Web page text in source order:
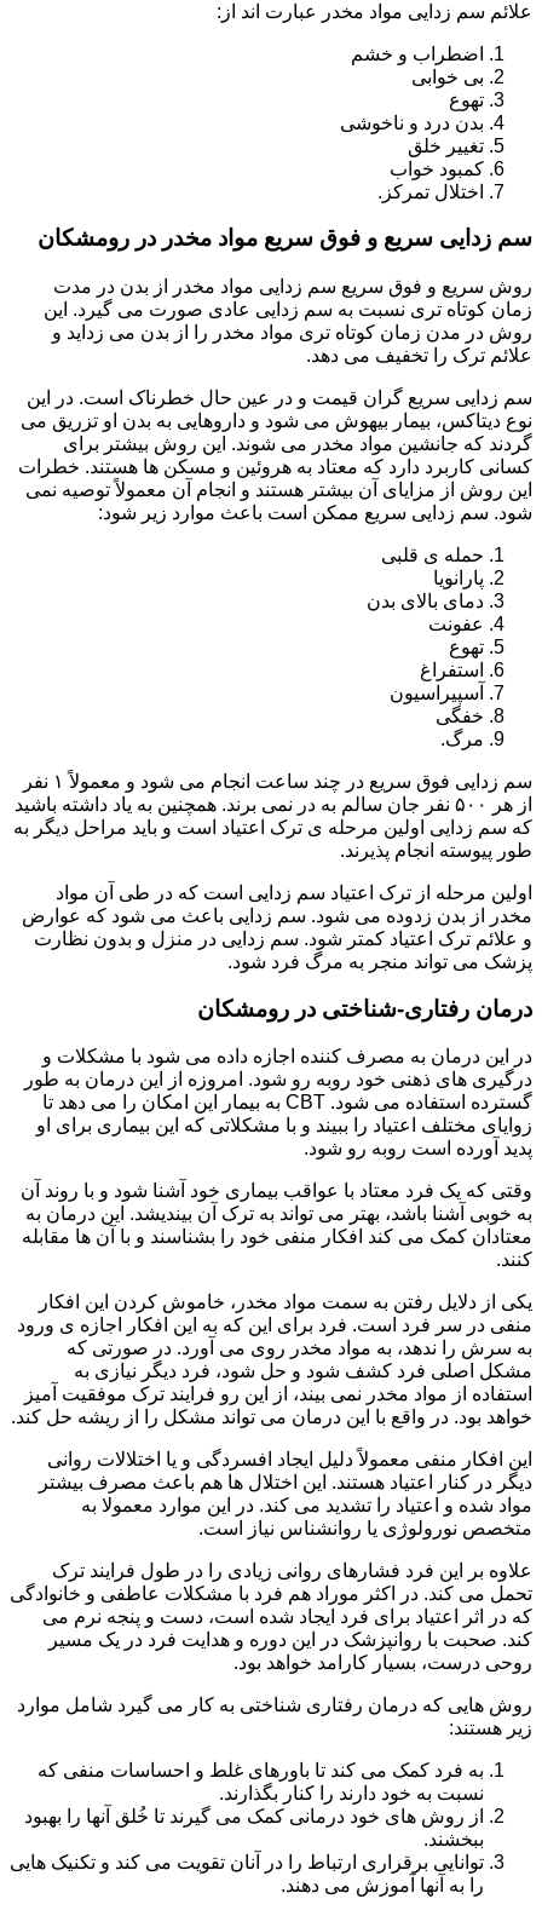
علائم سم زدایی مواد مخدر عبارت اند از:
اضطراب و خشم
بی خوابی
تهوع
بدن درد و ناخوشی
تغییر خلق
کمبود خواب
اختلال تمرکز.
سم زدایی سریع و فوق سریع مواد مخدر در رومشکان
روش سریع و فوق سریع سم زدایی مواد مخدر از بدن در مدت
زمان کوتاه تری نسبت به سم زدایی عادی صورت می گیرد. این
روش در مدن زمان کوتاه تری مواد مخدر را از بدن می زداید و
علائم ترک را تخفیف می دهد.
سم زدایی سریع گران قیمت و در عین حال خطرناک است. در این
نوع دیتاکس، بیمار بیهوش می شود و داروهایی به بدن او تزریق می
گردند که جانشین مواد مخدر می شوند. این روش بیشتر برای
کسانی کاربرد دارد که معتاد به هروئین و مسکن ها هستند. خطرات
این روش از مزایای آن بیشتر هستند و انجام آن معمولاً توصیه نمی
شود. سم زدایی سریع ممکن است باعث موارد زیر شود:
حمله ی قلبی
پارانویا
دمای بالای بدن
عفونت
تهوع
استفراغ
آسپیراسیون
خفگی
مرگ.
سم زدایی فوق سریع در چند ساعت انجام می شود و معمولاً ۱ نفر
از هر ۵۰۰ نفر جان سالم به در نمی برند. همچنین به یاد داشته باشید
که سم زدایی اولین مرحله ی ترک اعتیاد است و باید مراحل دیگر به
طور پیوسته انجام پذیرند.
اولین مرحله از ترک اعتیاد سم زدایی است که در طی آن مواد
مخدر از بدن زدوده می شود. سم زدایی باعث می شود که عوارض
و علائم ترک اعتیاد کمتر شود. سم زدایی در منزل و بدون نظارت
پزشک می تواند منجر به مرگ فرد شود.
درمان رفتاری-شناختی در رومشکان
در این درمان به مصرف کننده اجازه داده می شود با مشکلات و
درگیری های ذهنی خود روبه رو شود. امروزه از این درمان به طور
گسترده استفاده می شود. CBT به بیمار این امکان را می دهد تا
زوایای مختلف اعتیاد را ببیند و با مشکلاتی که این بیماری برای او
پدید آورده است روبه رو شود.
وقتی که یک فرد معتاد با عواقب بیماری خود آشنا شود و با روند آن
به خوبی آشنا باشد، بهتر می تواند به ترک آن بیندیشد. این درمان به
معتادان کمک می کند افکار منفی خود را بشناسند و با آن ها مقابله
کنند.
یکی از دلایل رفتن به سمت مواد مخدر، خاموش کردن این افکار
منفی در سر فرد است. فرد برای این که به این افکار اجازه ی ورود
به سرش را ندهد، به مواد مخدر روی می آورد. در صورتی که
مشکل اصلی فرد کشف شود و حل شود، فرد دیگر نیازی به
استفاده از مواد مخدر نمی بیند، از این رو فرایند ترک موفقیت آمیز
خواهد بود. در واقع با این درمان می تواند مشکل را از ریشه حل کند.
این افکار منفی معمولاً دلیل ایجاد افسردگی و یا اختلالات روانی
دیگر در کنار اعتیاد هستند. این اختلال ها هم باعث مصرف بیشتر
مواد شده و اعتیاد را تشدید می کند. در این موارد معمولا به
متخصص نورولوژی یا روانشناس نیاز است.
علاوه بر این فرد فشارهای روانی زیادی را در طول فرایند ترک
تحمل می کند. در اکثر موراد هم فرد با مشکلات عاطفی و خانوادگی
که در اثر اعتیاد برای فرد ایجاد شده است، دست و پنجه نرم می
کند. صحبت با روانپزشک در این دوره و هدایت فرد در یک مسیر
روحی درست، بسیار کارامد خواهد بود.
روش هایی که درمان رفتاری شناختی به کار می گیرد شامل موارد
زیر هستند:
به فرد کمک می کند تا باورهای غلط و احساسات منفی که
نسبت به خود دارند را کنار بگذارند.
از روش های خود درمانی کمک می گیرند تا خُلق آنها را بهبود
ببخشند.
توانایی برقراری ارتباط را در آنان تقویت می کند و تکنیک هایی
را به آنها آموزش می دهند.